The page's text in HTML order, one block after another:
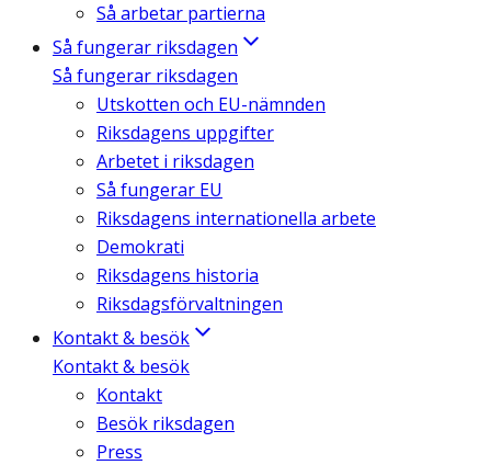
Så arbetar partierna
Så fungerar riksdagen
Så fungerar riksdagen
Utskotten och EU-nämnden
Riksdagens uppgifter
Arbetet i riksdagen
Så fungerar EU
Riksdagens internationella arbete
Demokrati
Riksdagens historia
Riksdagsförvaltningen
Kontakt & besök
Kontakt & besök
Kontakt
Besök riksdagen
Press